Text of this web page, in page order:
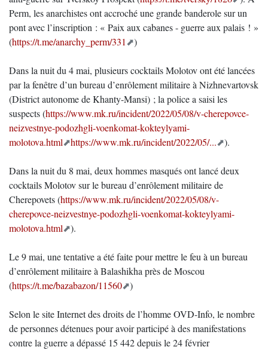
Perm, les anarchistes ont accroché une grande banderole sur un
pont avec l’inscription : « Paix aux cabanes - guerre aux palais ! »
(https://t.me/anarchy_perm/331 )
Dans la nuit du 4 mai, plusieurs cocktails Molotov ont été lancées
par la fenêtre d’un bureau d’enrôlement militaire à Nizhnevartovsk
(District autonome de Khanty-Mansi) ; la police a saisi les
suspects (https://www.mk.ru/incident/2022/05/08/v-cherepovce-
neizvestnye-podozhgli-voenkomat-kokteylyami-
molotova.html
https://www.mk.ru/incident/2022/05/... ).
Dans la nuit du 8 mai, deux hommes masqués ont lancé deux
cocktails Molotov sur le bureau d’enrôlement militaire de
Cherepovets (https://www.mk.ru/incident/2022/05/08/v-
cherepovce-neizvestnye-podozhgli-voenkomat-kokteylyami-
molotova.html
).
Le 9 mai, une tentative a été faite pour mettre le feu à un bureau
d’enrôlement militaire à Balashikha près de Moscou
(https://t.me/bazabazon/11560 )
Selon le site Internet des droits de l’homme OVD-Info, le nombre
de personnes détenues pour avoir participé à des manifestations
contre la guerre a dépassé 15 442 depuis le 24 février